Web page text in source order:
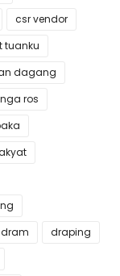
csr vendor
tuanku
dagang
ros
dram
draping